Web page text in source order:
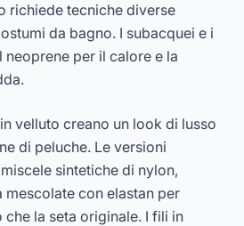
richiede tecniche diverse
da bagno. I subacquei e i
per il calore e la
velluto creano un look di lusso
di peluche. Le versioni
sintetiche di nylon,
con elastan per
la seta originale. I fili in